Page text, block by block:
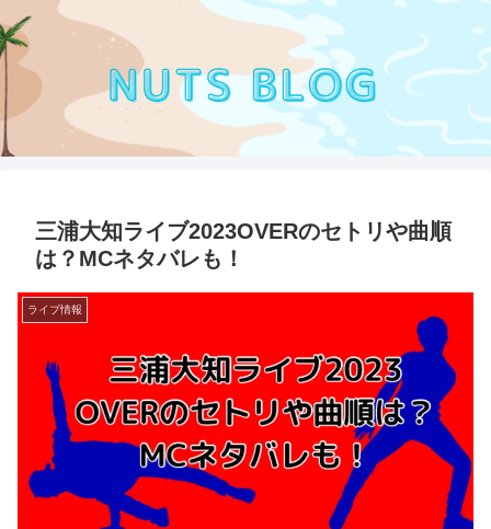
三浦大知ライブ2023OVERのセトリや曲順
は？MCネタバレも！
ライブ情報